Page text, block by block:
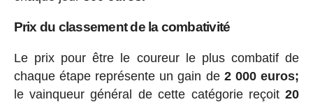
Prix du classement de la combativité
Le prix pour être le coureur le plus combatif de
chaque étape représente un gain de 2 000 euros;
le vainqueur général de cette catégorie reçoit20